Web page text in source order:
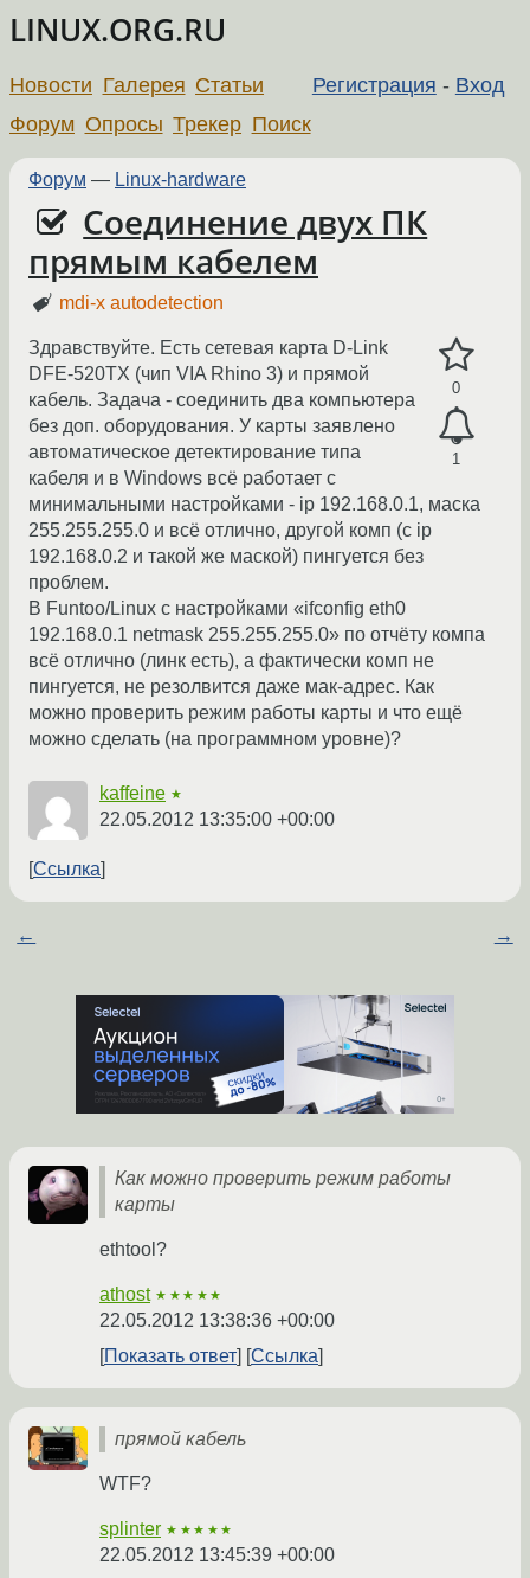
LINUX.ORG.RU
Регистрация - Вход
Новости Галерея Статьи
Форум Опросы Трекер Поиск
Форум — Linux-hardware
Соединение двух ПК
прямым кабелем
mdi-x autodetection
0
1
Здравствуйте. Есть сетевая карта D-Link
DFE-520TX (чип VIA Rhino 3) и прямой
кабель. Задача - соединить два компьютера
без доп. оборудования. У карты заявлено
автоматическое детектирование типа
кабеля и в Windows всё работает с
минимальными настройками - ip 192.168.0.1, маска
255.255.255.0 и всё отлично, другой комп (с ip
192.168.0.2 и такой же маской) пингуется без
проблем.
В Funtoo/Linux с настройками «ifconfig eth0
192.168.0.1 netmask 255.255.255.0» по отчёту компа
всё отлично (линк есть), а фактически комп не
пингуется, не резолвится даже мак-адрес. Как
можно проверить режим работы карты и что ещё
можно сделать (на программном уровне)?
kaffeine ★
22.05.2012 13:35:00 +00:00
Ссылка
← →
Как можно проверить режим работы
карты
ethtool?
athost ★★★★★
22.05.2012 13:38:36 +00:00
Показать ответ
Ссылка
прямой кабель
WTF?
splinter ★★★★★
22.05.2012 13:45:39 +00:00